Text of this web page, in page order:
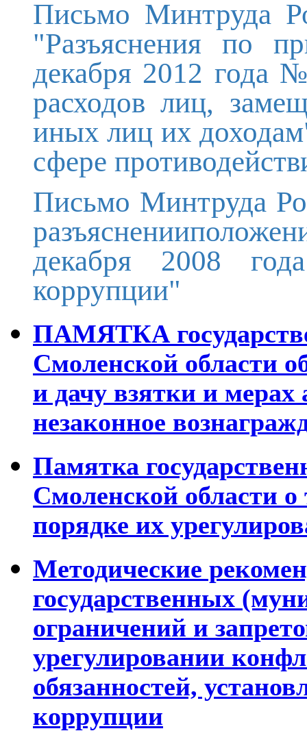
Письмо Минтруда
"Разъяснения по
декабря 2012 года
расходов лиц,
иных лиц их
сфере
Письмо Минтруда
декабря 2008
коррупции"
ПАМЯТКА
Смоленской области
и дачу взятки и мерах
незаконное
Памятка
Смоленской области
порядке их
Методические
государственных
ограничений и
урегулировании
обязанностей,
коррупции